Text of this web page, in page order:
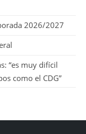
2026/2027
“es muy difícil
como el CDG”